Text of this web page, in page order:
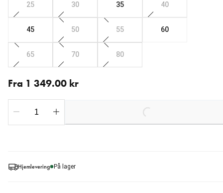
Hjemlevering På lager
25
30 35 40
45 50 55 60
65 70 80
Fra 1 349.00 kr
Loading...